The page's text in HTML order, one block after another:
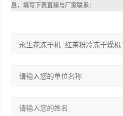
息，填写下表直接与厂家联系：